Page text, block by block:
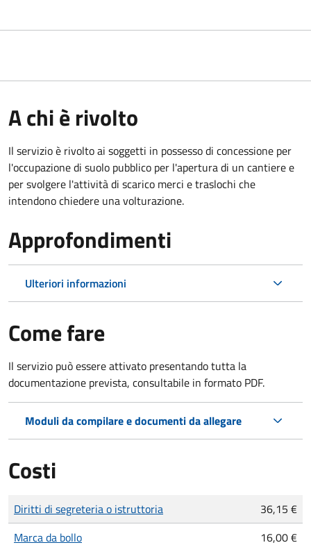
A chi è rivolto
Il servizio è rivolto ai soggetti in possesso di concessione per
l'occupazione di suolo pubblico per l'apertura di un cantiere e
per svolgere l'attività di scarico merci e traslochi che
intendono chiedere una volturazione.
Approfondimenti
Ulteriori informazioni
Come fare
Il servizio può essere attivato presentando tutta la
documentazione prevista, consultabile in formato PDF.
Moduli da compilare e documenti da allegare
Costi
Tipo di pagamento
Importo
Diritti di segreteria o istruttoria
36,15 €
Marca da bollo
16,00 €